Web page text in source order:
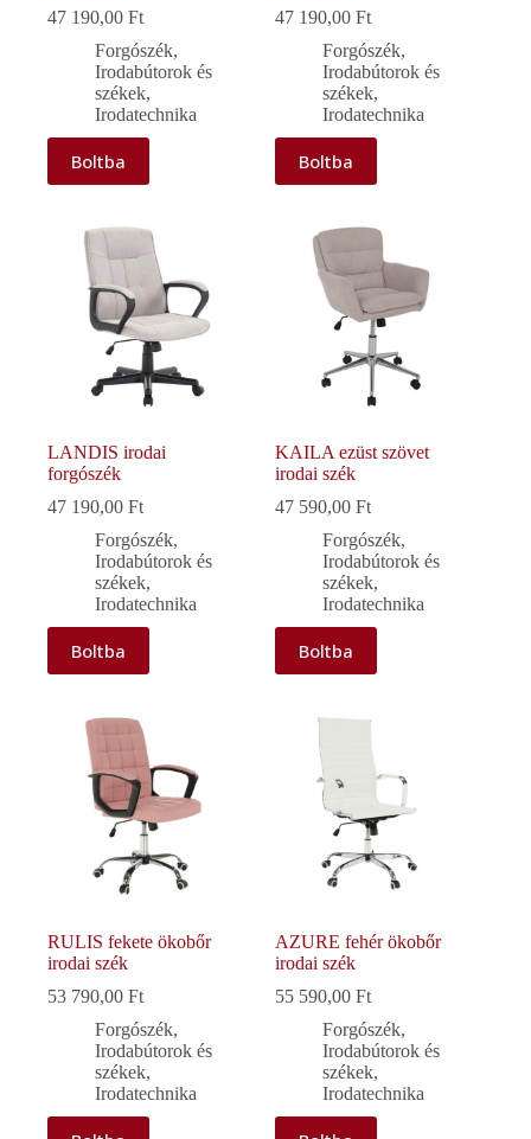
47 190,00 Ft
Forgószék,
Irodabútorok és
székek,
Irodatechnika
Boltba
47 190,00Ft
Forgószék,
Irodabútorok és
székek,
Irodatechnika
Boltba
LANDIS irodai
forgószék
47 190,00 Ft
Forgószék,
Irodabútorok és
székek,
Irodatechnika
Boltba
KAILA ezüst szövet
irodai szék
47 590,00Ft
Forgószék,
Irodabútorok és
székek,
Irodatechnika
Boltba
RULIS fekete ökobőr
irodai szék
53 790,00 Ft
Forgószék,
Irodabútorok és
székek,
Irodatechnika
AZURE fehér ökobőr
irodai szék
55 590,00Ft
Forgószék,
Irodabútorok és
székek,
Irodatechnika